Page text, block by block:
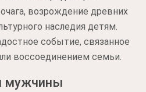
возрождение древних
наследия детям.
событие, связанное
воссоединением семьи.
мужчины